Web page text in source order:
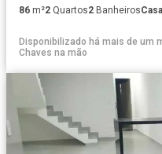
86 m²2 Quartos2 BanheirosCasa
Disponibilizado há mais de um
Chaves na mão